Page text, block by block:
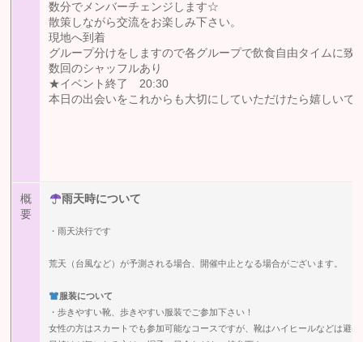
数分でメンバーチェンジします☆
散策しながら交流をお楽しみ下さい。
現地へ到着
グループ分けをしますので各グループで飲食自由タイムに致
数回のシャッフルあり
★イベント終了 20:30
本日の出会いをこれからも大切にしていただけたら嬉しいで
概
要
雨天時について
・雨天決行です
荒天（台風など）が予測される場合、開催中止となる場合がございます。
服装について
・歩きやすい靴、歩きやすい服装でご参加下さい！
女性の方はスカートでも参加可能なコースですが、靴はハイヒールなどは避